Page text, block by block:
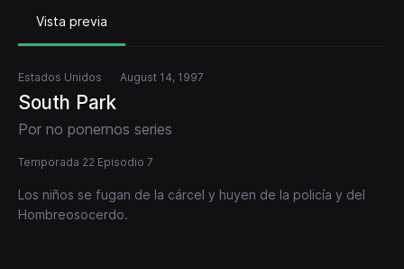
Vista previa
Estados Unidos August 14, 1997
South Park
Por no ponernos series
Temporada 22 Episodio 7
Los niños se fugan de la cárcel y huyen de la policía y del
Hombreosocerdo.